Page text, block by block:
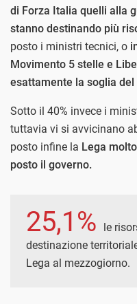
di Forza Italia quelli alla
stanno destinando più
posto i ministri tecnici, o
Movimento 5 stelle e
esattamente la soglia del
Sotto il 40% invece i
tuttavia vi si avvicinano
posto infine la Lega
posto il governo.
25,1%
le
destinazione
Lega al mezzogiorno.